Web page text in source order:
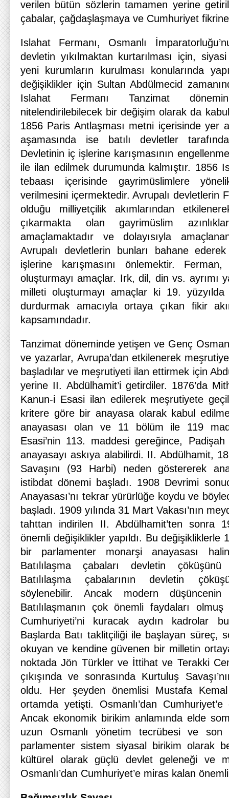
verilen bütün sözlerin tamamen yerine
çabalar, çağdaşlaşmaya ve Cumhuriyet
Islahat Fermanı, Osmanlı
devletin yıkılmaktan kurtarılması için,
yeni kurumların kurulması konularında
değişiklikler için Sultan Abdülmecid
Islahat Fermanı Tanzimat
nitelendirilebilecek bir değişim olarak da
1856 Paris Antlaşması metni içerisinde yer
aşamasında ise batılı devletler
Devletinin iç işlerine karışmasının
ile ilan edilmek durumunda kalmıştır. 1856
tebaası içerisinde gayrimüslimlere
verilmesini içermektedir. Avrupalı devletlerin
olduğu milliyetçilik akımlarından
çıkarmakta olan gayrimüslim
amaçlamaktadır ve dolayısıyla
Avrupalı devletlerin bunları bahane
işlerine karışmasını önlemektir.
oluşturmayı amaçlar. Irk, dil, din vs. ayrımı
milleti oluşturmayı amaçlar ki 19. yüzyılda
durdurmak amacıyla ortaya çıkan fikir
kapsamındadır.
Tanzimat döneminde yetişen ve Genç
ve yazarlar, Avrupa’dan etkilenerek
başladılar ve meşrutiyeti ilan ettirmek için
yerine II. Abdülhamit’i getirdiler. 1876’da
Kanun-i Esasi ilan edilerek meşrutiyete
kritere göre bir anayasa olarak kabul
anayasası olan ve 11 bölüm ile 119
Esasi’nin 113. maddesi gereğince,
anayasayı askıya alabilirdi. II. Abdülhamit,
Savaşını (93 Harbi) neden göstererek
istibdat dönemi başladı. 1908 Devrimi
Anayasası’nı tekrar yürürlüğe koydu ve
başladı. 1909 yılında 31 Mart Vakası’nın
tahttan indirilen II. Abdülhamit’ten sonra
önemli değişiklikler yapıldı. Bu değişikliklerle
bir parlamenter monarşi anayasası
Batılılaşma çabaları devletin
Batılılaşma çabalarının devletin
söylenebilir. Ancak modern düşüncenin
Batılılaşmanın çok önemli faydaları
Cumhuriyeti’ni kuracak aydın kadrolar
Başlarda Batı taklitçiliği ile başlayan süreç,
okuyan ve kendine güvenen bir milletin
noktada Jön Türkler ve İttihat ve Terakki
çıkışında ve sonrasında Kurtuluş
oldu. Her şeyden önemlisi Mustafa
ortamda yetişti. Osmanlı’dan
Ancak ekonomik birikim anlamında elde
uzun Osmanlı yönetim tecrübesi ve son
parlamenter sistem siyasal birikim olarak
kültürel olarak güçlü devlet geleneği ve
Osmanlı’dan Cumhuriyet’e miras kalan